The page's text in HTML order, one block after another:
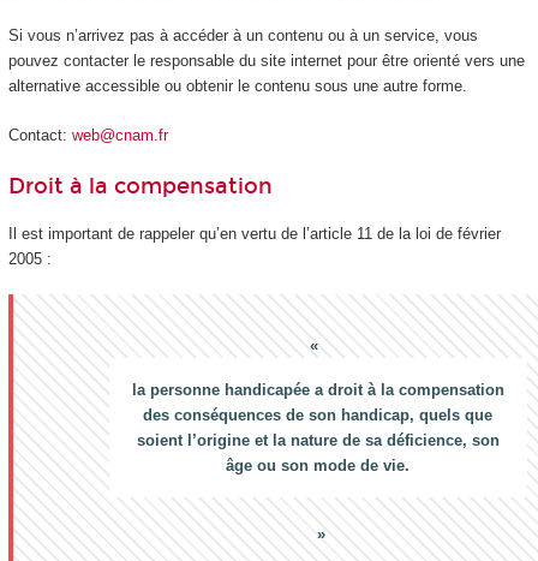
Si vous n’arrivez pas à accéder à un contenu ou à un service, vous
pouvez contacter le responsable du site internet pour être orienté vers une
alternative accessible ou obtenir le contenu sous une autre forme.
Contact: web@cnam.fr
Droit à la compensation
Il est important de rappeler qu’en vertu de l’article 11 de la loi de février
2005 :
la personne handicapée a droit à la compensation
des conséquences de son handicap, quels que
soient l’origine et la nature de sa déficience, son
âge ou son mode de vie.